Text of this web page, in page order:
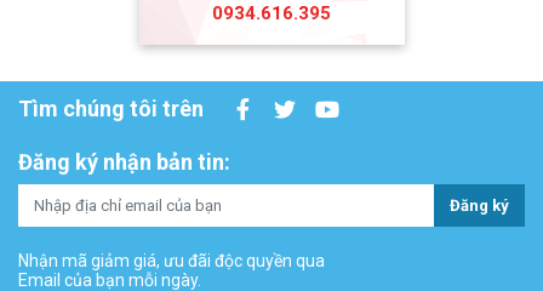
0934.616.395
Tìm chúng tôi trên
Đăng ký nhận bản tin:
Đăng ký
Nhận mã giảm giá, ưu đãi độc quyền qua
Email của bạn mỗi ngày.